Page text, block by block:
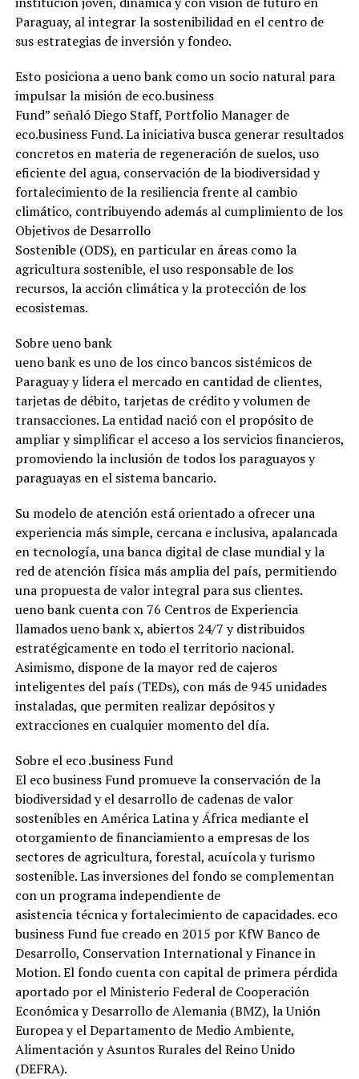
Paraguay, al integrar la sostenibilidad en el centro de
sus estrategias de inversión y fondeo.
Esto posiciona a ueno bank como un socio natural para
impulsar la misión de eco.business
Fund” señaló Diego Staff, Portfolio Manager de
eco.business Fund. La iniciativa busca generar resultados
concretos en materia de regeneración de suelos, uso
eficiente del agua, conservación de la biodiversidad y
fortalecimiento de la resiliencia frente al cambio
climático, contribuyendo además al cumplimiento de los
Objetivos de Desarrollo
Sostenible (ODS), en particular en áreas como la
agricultura sostenible, el uso responsable de los
recursos, la acción climática y la protección de los
ecosistemas.
Sobre ueno bank
ueno bank es uno de los cinco bancos sistémicos de
Paraguay y lidera el mercado en cantidad de clientes,
tarjetas de débito, tarjetas de crédito y volumen de
transacciones. La entidad nació con el propósito de
ampliar y simplificar el acceso a los servicios financieros,
promoviendo la inclusión de todos los paraguayos y
paraguayas en el sistema bancario.
Su modelo de atención está orientado a ofrecer una
experiencia más simple, cercana e inclusiva, apalancada
en tecnología, una banca digital de clase mundial y la
red de atención física más amplia del país, permitiendo
una propuesta de valor integral para sus clientes.
ueno bank cuenta con 76 Centros de Experiencia
llamados ueno bank x, abiertos 24/7 y distribuidos
estratégicamente en todo el territorio nacional.
Asimismo, dispone de la mayor red de cajeros
inteligentes del país (TEDs), con más de 945 unidades
instaladas, que permiten realizar depósitos y
extracciones en cualquier momento del día.
Sobre el eco .business Fund
El eco business Fund promueve la conservación de la
biodiversidad y el desarrollo de cadenas de valor
sostenibles en América Latina y África mediante el
otorgamiento de financiamiento a empresas de los
sectores de agricultura, forestal, acuícola y turismo
sostenible. Las inversiones del fondo se complementan
con un programa independiente de
asistencia técnica y fortalecimiento de capacidades. eco
business Fund fue creado en 2015 por KfW Banco de
Desarrollo, Conservation International y Finance in
Motion. El fondo cuenta con capital de primera pérdida
aportado por el Ministerio Federal de Cooperación
Económica y Desarrollo de Alemania (BMZ), la Unión
Europea y el Departamento de Medio Ambiente,
Alimentación y Asuntos Rurales del Reino Unido
(DEFRA).